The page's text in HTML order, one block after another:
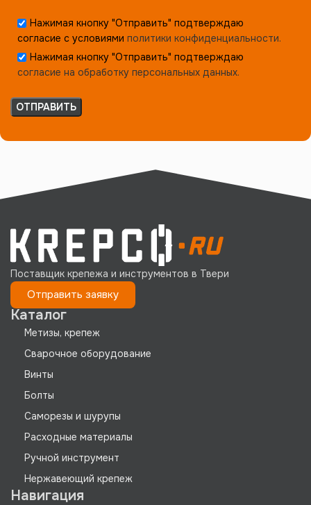
Нажимая кнопку "Отправить" подтверждаю
согласие с условиями политики конфиденциальности.
Нажимая кнопку "Отправить" подтверждаю
согласие на обработку персональных данных.
Поставщик крепежа и инструментов в Твери
Отправить заявку
Каталог
Метизы, крепеж
Сварочное оборудование
Винты
Болты
Саморезы и шурупы
Расходные материалы
Ручной инструмент
Нержавеющий крепеж
Навигация